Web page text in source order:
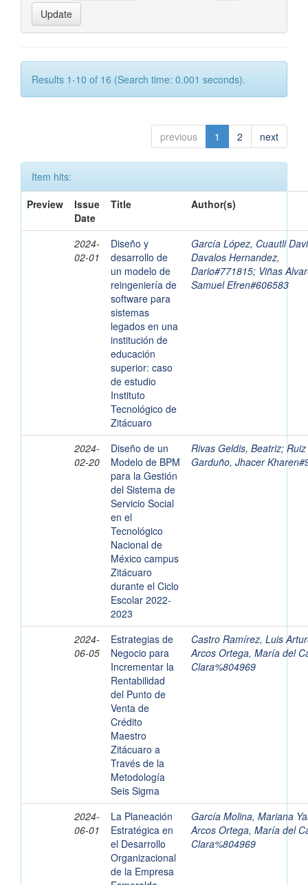
Results 1-10 of 16 (Search time: 0.001 seconds).
previous 1 2 next
Item hits:
Preview
Issue
Date
Title Author(s)
2024-
02-01
Diseño y
desarrollo de
un modelo de
reingeniería de
software para
sistemas
legados en una
institución de
educación
superior: caso
de estudio
Instituto
Tecnológico de
Zitácuaro
García López, Cuautli
Davalos Hernandez,
Dario#771815; Viñas
Samuel Efren#606583
2024-
02-20
Diseño de un
Modelo de BPM
para la Gestión
del Sistema de
Servicio Social
en el
Tecnológico
Nacional de
México campus
Zitácuaro
durante el Ciclo
Escolar 2022-
2023
Rivas Geldis, Beatriz; Ruiz
Garduño, Jhacer
2024-
06-05
Estrategias de
Negocio para
Incrementar la
Rentabilidad
del Punto de
Venta de
Crédito
Maestro
Zitácuaro a
Través de la
Metodología
Seis Sigma
Castro Ramírez, Luis
Arcos Ortega, María del
Clara%804969
2024-
06-01
La Planeación
Estratégica en
el Desarrollo
Organizacional
de la Empresa
García Molina, Mariana
Arcos Ortega, María del
Clara%804969